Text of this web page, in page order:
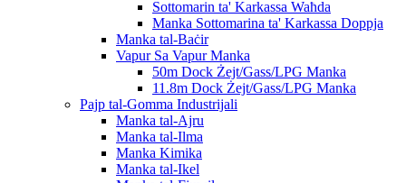
Sottomarin ta' Karkassa Waħda
Manka Sottomarina ta' Karkassa Doppja
Manka tal-Baċir
Vapur Sa Vapur Manka
50m Dock Żejt/Gass/LPG Manka
11.8m Dock Żejt/Gass/LPG Manka
Pajp tal-Gomma Industrijali
Manka tal-Ajru
Manka tal-Ilma
Manka Kimika
Manka tal-Ikel